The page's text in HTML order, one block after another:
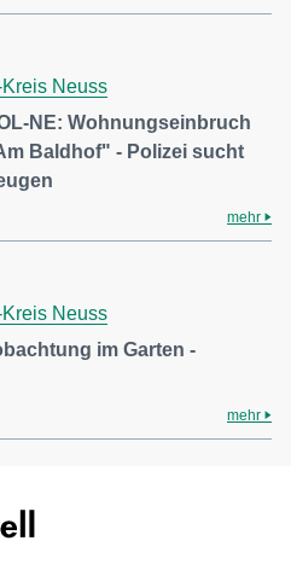
Neuss
NE: Wohnungseinbruch
Baldhof" - Polizei sucht
mehr
Neuss
im Garten -
mehr